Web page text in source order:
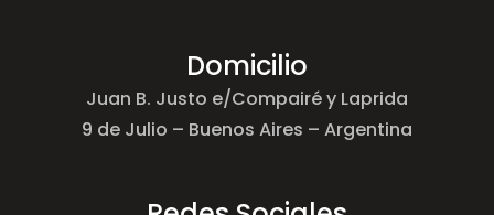
Domicilio
Juan B. Justo e/Compairé y Laprida
9 de Julio – Buenos Aires – Argentina